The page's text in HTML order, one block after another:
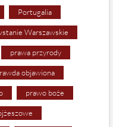
Portugalia
Warszawskie
prawa przyrody
objawiona
prawo boże